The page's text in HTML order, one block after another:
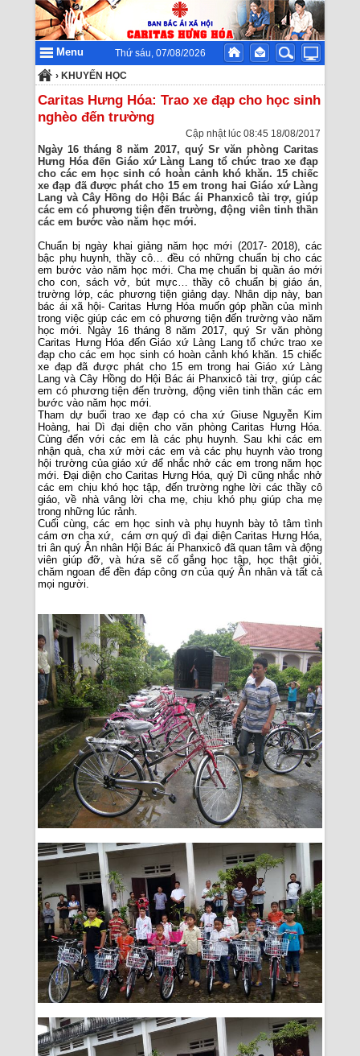
Menu
Thứ sáu, 07/08/2026
› KHUYẾN HỌC
Caritas Hưng Hóa: Trao xe đạp cho học sinh
nghèo đến trường
Cập nhật lúc 08:45 18/08/2017
Ngày 16 tháng 8 năm 2017, quý Sr văn phòng Caritas
Hưng Hóa đến Giáo xứ Làng Lang tổ chức trao xe đạp
cho các em học sinh có hoàn cảnh khó khăn. 15 chiếc
xe đạp đã được phát cho 15 em trong hai Giáo xứ Làng
Lang và Cây Hồng do Hội Bác ái Phanxicô tài trợ, giúp
các em có phương tiện đến trường, động viên tinh thần
các em bước vào năm học mới.
Chuẩn bị ngày khai giảng năm học mới (2017- 2018), các
bậc phụ huynh, thầy cô… đều có những chuẩn bị cho các
em bước vào năm học mới. Cha mẹ chuẩn bị quần áo mới
cho con, sách vở, bút mực… thầy cô chuẩn bị giáo án,
trường lớp, các phương tiện giảng dạy. Nhân dịp này, ban
bác ái xã hội- Caritas Hưng Hóa muốn góp phần của mình
trong việc giúp các em có phương tiện đến trường vào năm
học mới. Ngày 16 tháng 8 năm 2017, quý Sr văn phòng
Caritas Hưng Hóa đến Giáo xứ Làng Lang tổ chức trao xe
đạp cho các em học sinh có hoàn cảnh khó khăn. 15 chiếc
xe đạp đã được phát cho 15 em trong hai Giáo xứ Làng
Lang và Cây Hồng do Hội Bác ái Phanxicô tài trợ, giúp các
em có phương tiện đến trường, động viên tinh thần các em
bước vào năm học mới.
Tham dự buổi trao xe đạp có cha xứ Giuse Nguyễn Kim
Hoàng, hai Dì đại diện cho văn phòng Caritas Hưng Hóa.
Cùng đến với các em là các phụ huynh. Sau khi các em
nhận quà, cha xứ mời các em và các phụ huynh vào trong
hội trường của giáo xứ để nhắc nhở các em trong năm học
mới. Đại diện cho Caritas Hưng Hóa, quý Dì cũng nhắc nhở
các em chịu khó học tập, đến trường nghe lời các thầy cô
giáo, về nhà vâng lời cha mẹ, chịu khó phụ giúp cha mẹ
trong những lúc rảnh.
Cuối cùng, các em học sinh và phụ huynh bày tỏ tâm tình
cám ơn cha xứ, cám ơn quý dì đại diện Caritas Hưng Hóa,
tri ân quý Ân nhân Hội Bác ái Phanxicô đã quan tâm và động
viên giúp đỡ, và hứa sẽ cố gắng học tập, học thật giỏi,
chăm ngoan để đền đáp công ơn của quý Ân nhân và tất cả
mọi người.